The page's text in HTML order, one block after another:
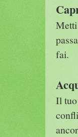
fai.
Il